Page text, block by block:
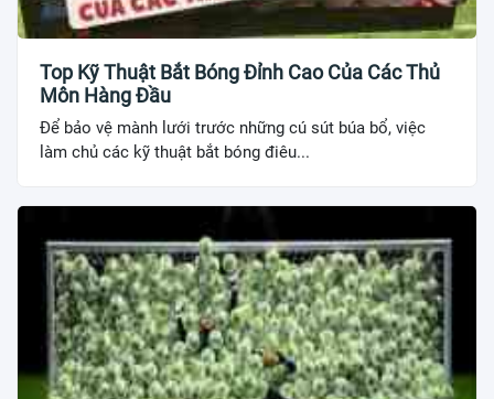
Top Kỹ Thuật Bắt Bóng Đỉnh Cao Của Các Thủ
Môn Hàng Đầu
Để bảo vệ mành lưới trước những cú sút búa bổ, việc
làm chủ các kỹ thuật bắt bóng điêu...